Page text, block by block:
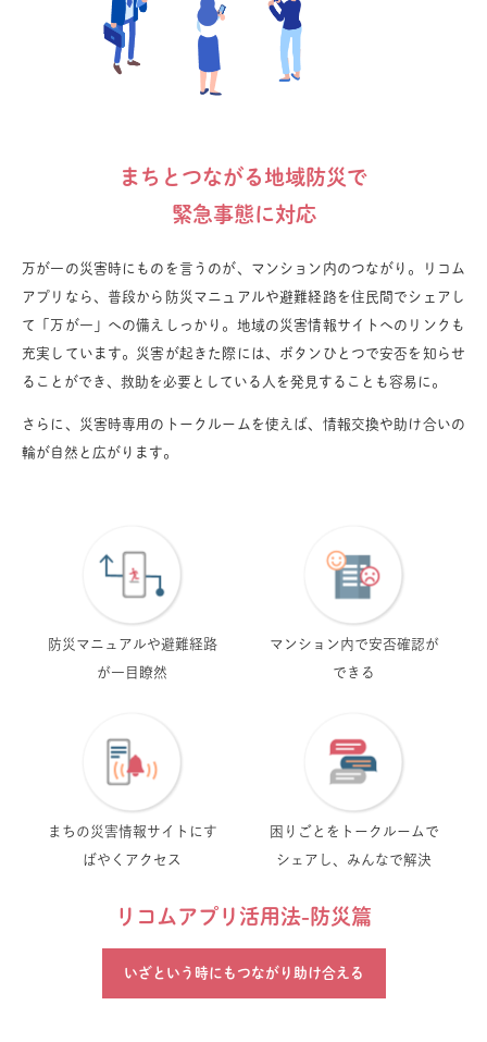
まちとつながる地域防災で
緊急事態に対応
万が一の災害時にものを言うのが、マンション内のつながり。リコム
アプリなら、普段から防災マニュアルや避難経路を住民間でシェアし
て「万が一」への備えしっかり。地域の災害情報サイトへのリンクも
充実しています。災害が起きた際には、ボタンひとつで安否を知らせ
ることができ、救助を必要としている人を発見することも容易に。
さらに、災害時専用のトークルームを使えば、情報交換や助け合いの
輪が自然と広がります。
防災マニュアルや避難経路
が一目瞭然
マンション内で安否確認が
できる
まちの災害情報サイトに す
ばやくアクセス
困りごとをトークルームで
シェアし、みんなで解決
リコムアプリ活用法-防災篇
いざという時にもつながり助け合える